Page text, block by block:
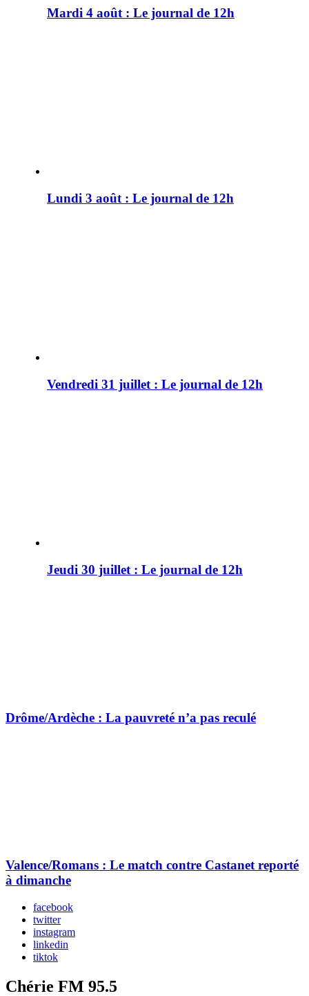
Mardi 4 août : Le journal de 12h
Lundi 3 août : Le journal de 12h
Vendredi 31 juillet : Le journal de 12h
Jeudi 30 juillet : Le journal de 12h
Drôme/Ardèche : La pauvreté n’a pas reculé
Valence/Romans : Le match contre Castanet reporté
à dimanche
facebook
twitter
instagram
linkedin
tiktok
Chérie FM 95.5